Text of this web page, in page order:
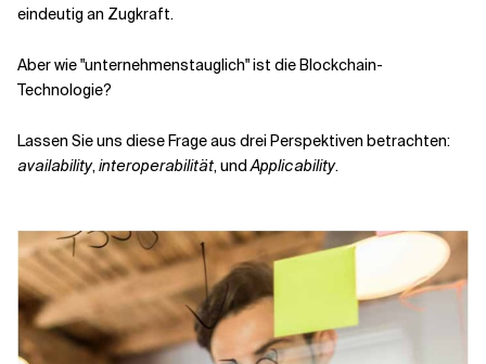
Verwandte Themen
eindeutig an Zugkraft.
Aber wie "unternehmenstauglich" ist die Blockchain-
Technologie?
Lassen Sie uns diese Frage aus drei Perspektiven betrachten:
availability,interoperabilität, undApplicability.